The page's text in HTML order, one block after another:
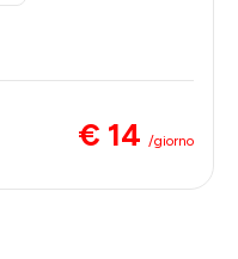
€ 14 /giorno